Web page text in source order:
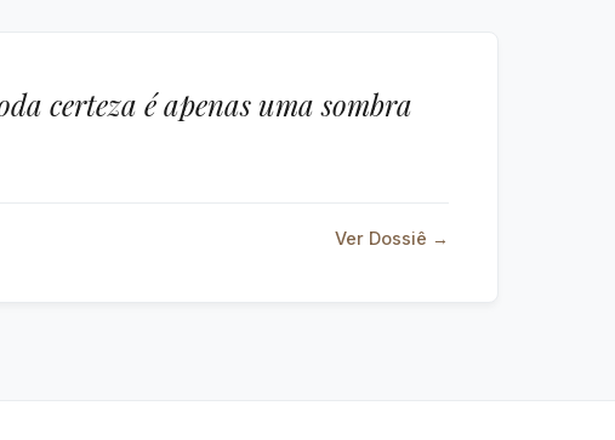
certeza é apenas uma sombra
Ver Dossiê →